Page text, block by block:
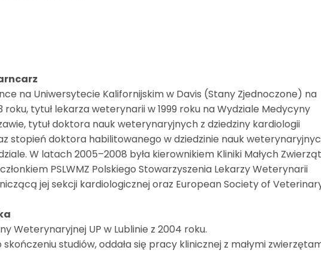
na Uniwersytecie Kalifornijskim w Davis (Stany Zjednoczone) na
roku, tytuł lekarza weterynarii w 1999 roku na Wydziale Medycyny
tytuł doktora nauk weterynaryjnych z dziedziny kardiologii
stopień doktora habilitowanego w dziedzinie nauk
W latach 2005–2008 była kierownikiem Kliniki Małych
PSLWMZ Polskiego Stowarzyszenia Lekarzy Weterynarii
jej sekcji kardiologicznej oraz European Society of
Weterynaryjnej UP w Lublinie z 2004 roku.
studiów, oddała się pracy klinicznej z małymi